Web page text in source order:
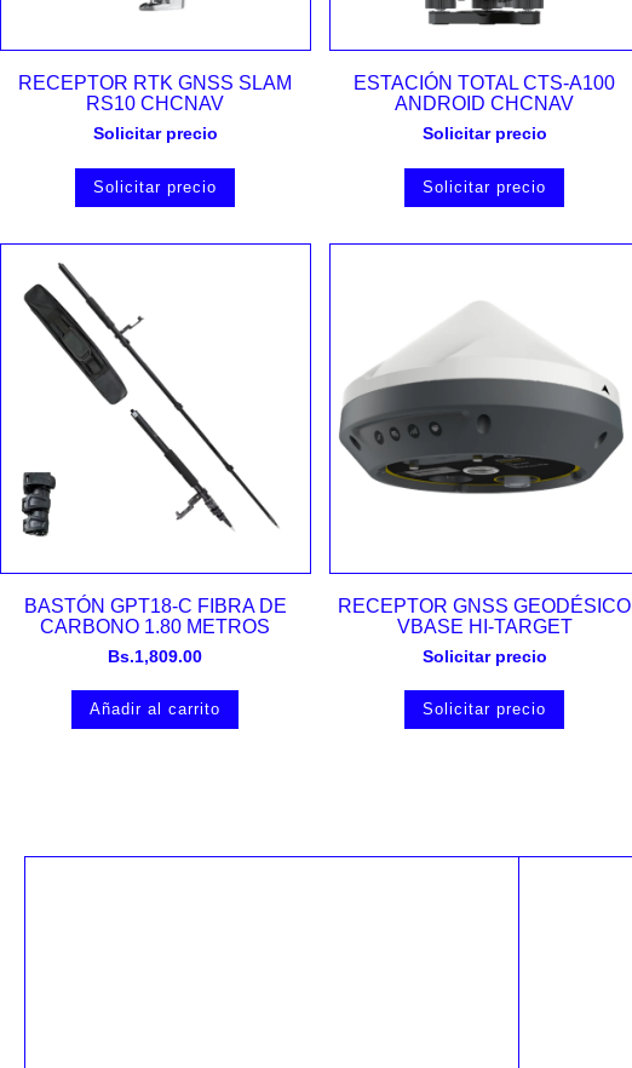
Vista rápida
RECEPTOR RTK GNSS SLAM
RS10 CHCNAV
Solicitar precio
Solicitar precio
Vista rápida
ESTACIÓN TOTAL CTS-A100
ANDROID CHCNAV
Solicitar precio
Solicitar precio
Vista rápida
BASTÓN GPT18-C FIBRA DE
CARBONO 1.80 METROS
Bs.1,809.00
Añadir al carrito
Vista rápida
RECEPTOR GNSS GEODÉSICO
VBASE HI-TARGET
Solicitar precio
Solicitar precio